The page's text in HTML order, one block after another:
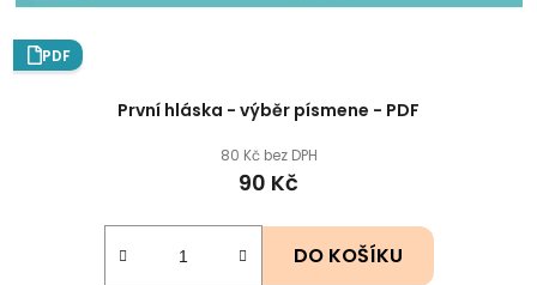
PDF
První hláska - výběr písmene - PDF
80 Kč bez DPH
90 Kč
DO KOŠÍKU